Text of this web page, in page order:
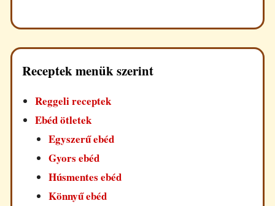
Receptek menük szerint
Reggeli receptek
Ebéd ötletek
Egyszerű ebéd
Gyors ebéd
Húsmentes ebéd
Könnyű ebéd